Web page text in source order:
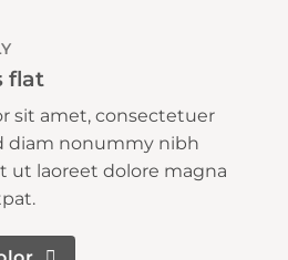
flat
sit amet, consectetuer
diam nonummy nibh
ut laoreet dolore magna